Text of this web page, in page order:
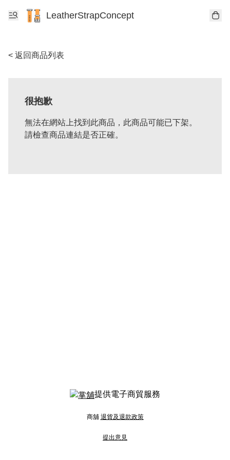
LeatherStrapConcept
< 返回商品列表
很抱歉
無法在網站上找到此商品，此商品可能已下架。
請檢查商品連結是否正確。
提供電子商貿服務
商舖 退貨及退款政策
提出意見